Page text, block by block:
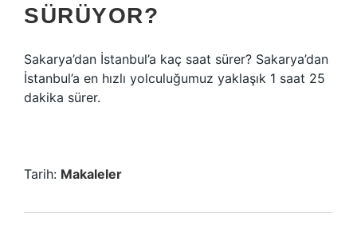
SÜRÜYOR?
Sakarya’dan İstanbul’a kaç saat sürer? Sakarya’dan
İstanbul’a en hızlı yolculuğumuz yaklaşık 1 saat 25
dakika sürer.
Tarih: Makaleler